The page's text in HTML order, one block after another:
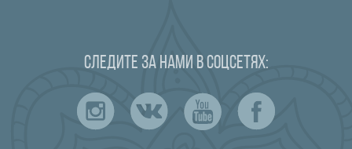
Следите за нами в соцсетях: